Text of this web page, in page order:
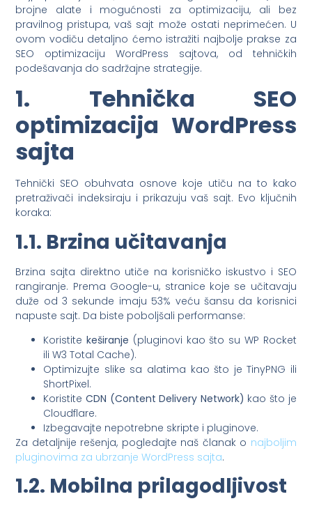
brojne alate i mogućnosti za optimizaciju, ali bez
pravilnog pristupa, vaš sajt može ostati neprimećen. U
ovom vodiču detaljno ćemo istražiti najbolje prakse za
SEO optimizaciju WordPress sajtova, od tehničkih
podešavanja do sadržajne strategije.
1. Tehnička SEO
optimizacija WordPress
sajta
Tehnički SEO obuhvata osnove koje utiču na to kako
pretraživači indeksiraju i prikazuju vaš sajt. Evo ključnih
koraka:
1.1. Brzina učitavanja
Brzina sajta direktno utiče na korisničko iskustvo i SEO
rangiranje. Prema Google-u, stranice koje se učitavaju
duže od 3 sekunde imaju 53% veću šansu da korisnici
napuste sajt. Da biste poboljšali performanse:
Koristitekeširanje (pluginovi kao što su WP Rocket
ili W3 Total Cache).
Optimizujte slike sa alatima kao što je TinyPNG ili
ShortPixel.
Koristite CDN (Content Delivery Network) kao što je
Cloudflare.
Izbegavajte nepotrebne skripte i pluginove.
Za detaljnije rešenja, pogledajte naš članak o najboljim
pluginovima za ubrzanje WordPress sajta.
1.2. Mobilna prilagodljivost